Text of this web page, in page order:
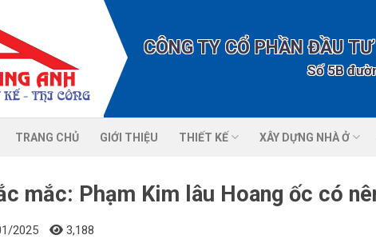
CÔNG TY CỔ PHẦN ĐẦU
Số 5B đường số 1
TRANG CHỦ GIỚI THIỆU THIẾT KẾ XÂY DỰNG NHÀ Ở
mắc: Phạm Kim lâu Hoang ốc có
2025 3,188